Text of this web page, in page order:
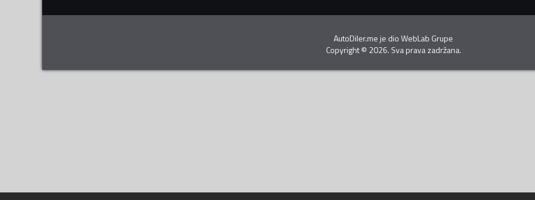
AutoDiler.me je dioWebLab Grupe
Copyright© 2026. Sva prava zadržana.